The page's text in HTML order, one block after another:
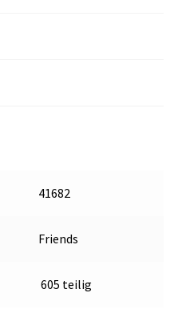
41682
Friends
605 teilig